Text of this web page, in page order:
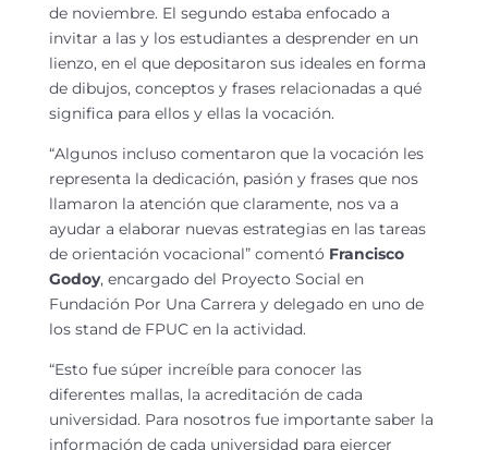
de noviembre. El segundo estaba enfocado a
invitar a las y los estudiantes a desprender en un
lienzo, en el que depositaron sus ideales en forma
de dibujos, conceptos y frases relacionadas a qué
significa para ellos y ellas la vocación.
“Algunos incluso comentaron que la vocación les
representa la dedicación, pasión y frases que nos
llamaron la atención que claramente, nos va a
ayudar a elaborar nuevas estrategias en las tareas
de orientación vocacional” comentó Francisco
Godoy, encargado del Proyecto Social en
Fundación Por Una Carrera y delegado en uno de
los stand de FPUC en la actividad.
“Esto fue súper increíble para conocer las
diferentes mallas, la acreditación de cada
universidad. Para nosotros fue importante saber la
información de cada universidad para ejercer